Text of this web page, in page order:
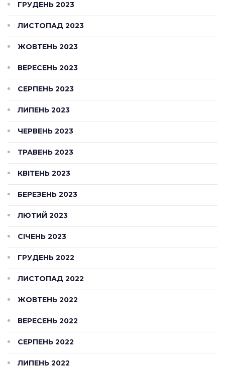
ГРУДЕНЬ 2023
ЛИСТОПАД 2023
ЖОВТЕНЬ 2023
ВЕРЕСЕНЬ 2023
СЕРПЕНЬ 2023
ЛИПЕНЬ 2023
ЧЕРВЕНЬ 2023
ТРАВЕНЬ 2023
КВІТЕНЬ 2023
БЕРЕЗЕНЬ 2023
ЛЮТИЙ 2023
СІЧЕНЬ 2023
ГРУДЕНЬ 2022
ЛИСТОПАД 2022
ЖОВТЕНЬ 2022
ВЕРЕСЕНЬ 2022
СЕРПЕНЬ 2022
ЛИПЕНЬ 2022